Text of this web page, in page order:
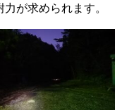
が求められます。